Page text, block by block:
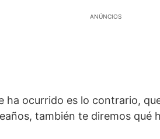
ANÚNCIOS
ha ocurrido es lo contrario,
también te diremos qué